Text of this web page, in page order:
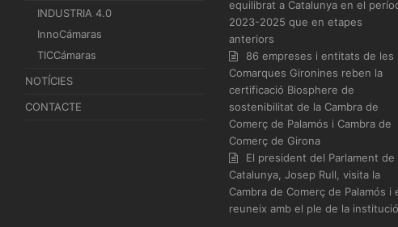
INDUSTRIA 4.0
InnoCámaras
TICCámaras
NOTÍCIES
CONTACTE
equilibrat a Catalunya en el
2023-2025 que en etapes
anteriors
86 empreses i entitats de les
Comarques Gironines reben la
certificació Biosphere de
sostenibilitat de la Cambra de
Comerç de Palamós i Cambra de
Comerç de Girona
El president del Parlament de
Catalunya, Josep Rull, visita la
Cambra de Comerç de Palamós i
reuneix amb el ple de la institució